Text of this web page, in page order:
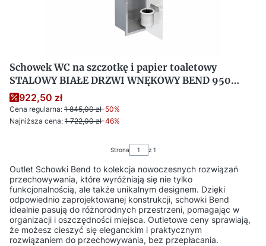
Schowek WC na szczotkę i papier toaletowy
STALOWY BIAŁE DRZWI WNĘKOWY BEND 950
PRAWY OUTLET
922,50 zł
Cena regularna: 1 845,00 zł-50%
Najniższa cena: 1 722,00 zł-46%
Strona z 1
Outlet Schowki Bend to kolekcja nowoczesnych rozwiązań
przechowywania, które wyróżniają się nie tylko
funkcjonalnością, ale także unikalnym designem. Dzięki
odpowiednio zaprojektowanej konstrukcji, schowki Bend
idealnie pasują do różnorodnych przestrzeni, pomagając w
organizacji i oszczędności miejsca. Outletowe ceny sprawiają,
że możesz cieszyć się eleganckim i praktycznym
rozwiązaniem do przechowywania, bez przepłacania.